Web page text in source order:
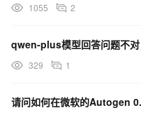
1055 2
329 1